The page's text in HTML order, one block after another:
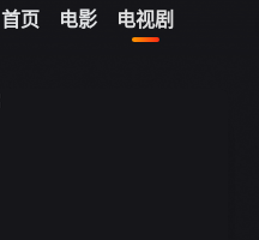
首页 电影 电视剧